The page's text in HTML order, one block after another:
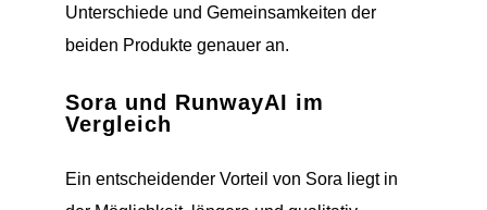
Unterschiede und Gemeinsamkeiten der
beiden Produkte genauer an.
Sora und RunwayAI im
Vergleich
Ein entscheidender Vorteil von Sora liegt in